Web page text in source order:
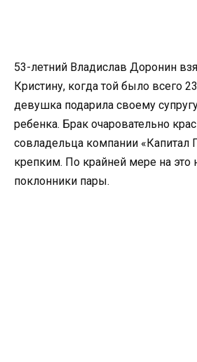
53-летний Владислав Доронин
Кристину, когда той было всего
девушка подарила своему
ребенка. Брак очаровательно
совладельца компании «Капитал
крепким. По крайней мере на это
поклонники пары.